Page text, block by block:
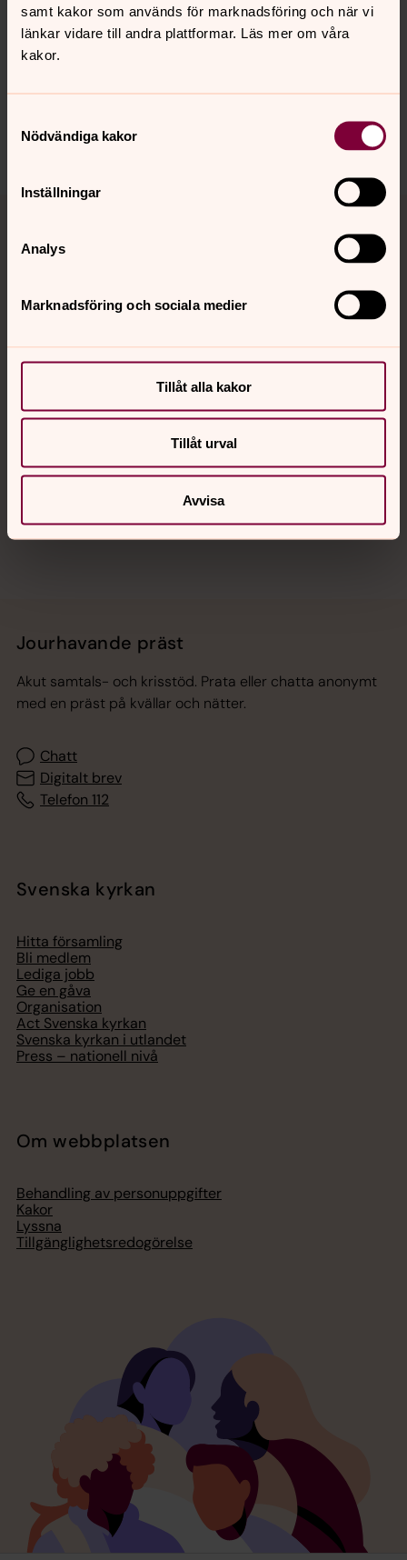
samt kakor som används för marknadsföring och när vi
länkar vidare till andra plattformar. Läs mer om våra
kakor.
Nödvändiga kakor
Inställningar
Analys
Marknadsföring och sociala medier
Tillåt alla kakor
Tillåt urval
Avvisa
Senast ändrad 6 september 2023
Synpunkter eller frågor på sidans
innehåll?
Tillbaka till toppen
Tillbaka till innehållet
Kontakt
Kalender
Jourhavande präst
Akut samtals- och krisstöd. Prata eller chatta anonymt
med en präst på kvällar och nätter.
Chatt
Digitalt brev
Telefon 112
Svenska kyrkan
Hitta församling
Bli medlem
Lediga jobb
Ge en gåva
Organisation
Act Svenska kyrkan
Svenska kyrkan i utlandet
Press – nationell nivå
Om webbplatsen
Behandling av personuppgifter
Kakor
Lyssna
Tillgänglighetsredogörelse